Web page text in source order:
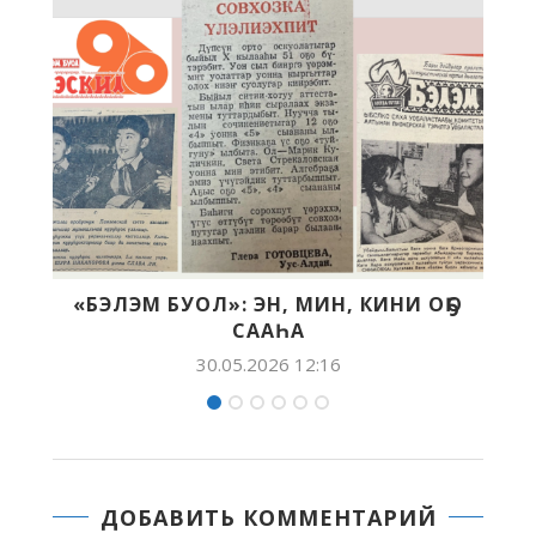
МИН, КИНИ ОҔО
ДОРУОБУЙА. АНЫГЫ ОҔОҔО,
ДОБАВИТЬ КОММЕНТАРИЙ